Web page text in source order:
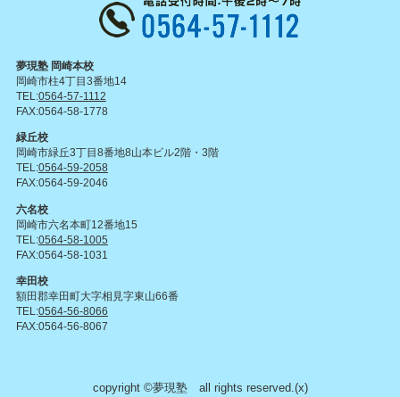
夢現塾 岡崎本校
岡崎市柱4丁目3番地14
TEL:0564-57-1112
FAX:0564-58-1778
緑丘校
岡崎市緑丘3丁目8番地8山本ビル2階・3階
TEL:0564-59-2058
FAX:0564-59-2046
六名校
岡崎市六名本町12番地15
TEL:0564-58-1005
FAX:0564-58-1031
幸田校
額田郡幸田町大字相見字東山66番
TEL:0564-56-8066
FAX:0564-56-8067
copyright ©夢現塾 all rights reserved.(x)